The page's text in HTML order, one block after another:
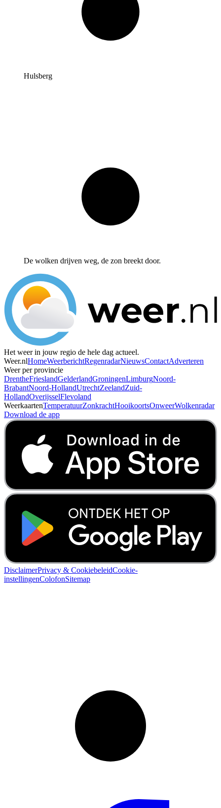
Het weer in jouw regio de hele dag actueel.
Weer.nlHomeWeerbericht
Weer per provincie
DrentheFrieslandGelderlandGroningenLimburg
BrabantNoord-HollandUtrecht
HollandOverijsselFlevoland
WeerkaartenTemperatuur
Download de app
DisclaimerPrivacy & Cookiebeleid